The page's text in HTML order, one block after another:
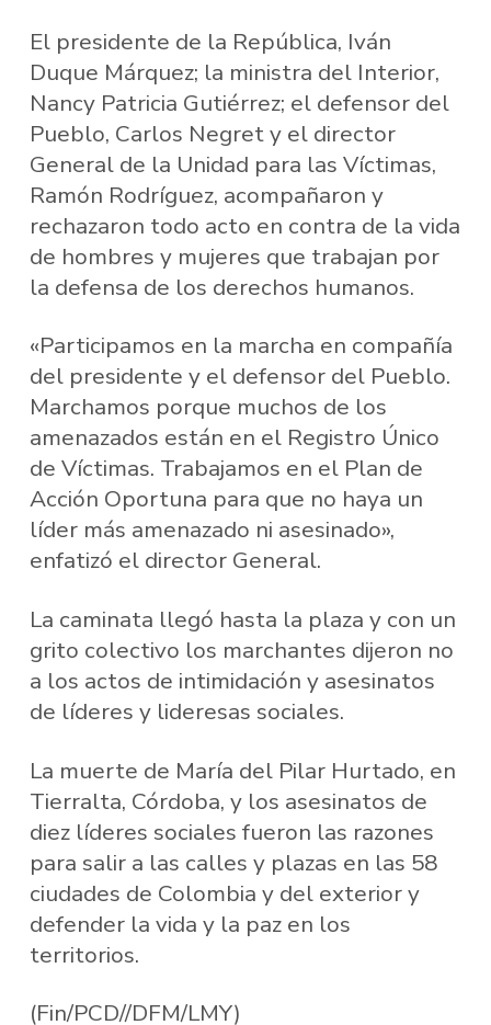
El presidente de la República, Iván
Duque Márquez; la ministra del Interior,
Nancy Patricia Gutiérrez; el defensor del
Pueblo, Carlos Negret y el director
General de la Unidad para las Víctimas,
Ramón Rodríguez, acompañaron y
rechazaron todo acto en contra de la vida
de hombres y mujeres que trabajan por
la defensa de los derechos humanos.
«Participamos en la marcha en compañía
del presidente y el defensor del Pueblo.
Marchamos porque muchos de los
amenazados están en el Registro Único
de Víctimas. Trabajamos en el Plan de
Acción Oportuna para que no haya un
líder más amenazado ni asesinado»,
enfatizó el director General.
La caminata llegó hasta la plaza y con un
grito colectivo los marchantes dijeron no
a los actos de intimidación y asesinatos
de líderes y lideresas sociales.
La muerte de María del Pilar Hurtado, en
Tierralta, Córdoba, y los asesinatos de
diez líderes sociales fueron las razones
para salir a las calles y plazas en las 58
ciudades de Colombia y del exterior y
defender la vida y la paz en los
territorios.
(Fin/PCD//DFM/LMY)